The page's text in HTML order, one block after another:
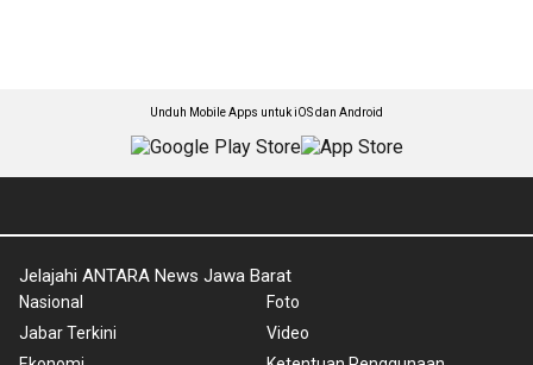
Unduh Mobile Apps untuk iOS dan Android
Jelajahi ANTARA News Jawa Barat
Nasional
Jabar Terkini
Foto
Video